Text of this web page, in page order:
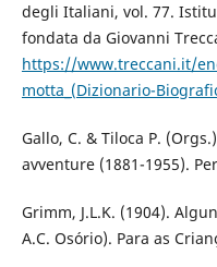
degli Italiani, vol. 77.
fondata da Giovanni
https://www.treccani.it/
motta_(Dizionario-
Gallo, C. & Tiloca P.
avventure (1881-1955).
Grimm, J.L.K. (1904).
A.C. Osório). Para as